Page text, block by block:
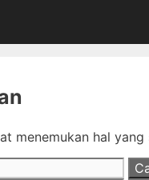
menemukan hal